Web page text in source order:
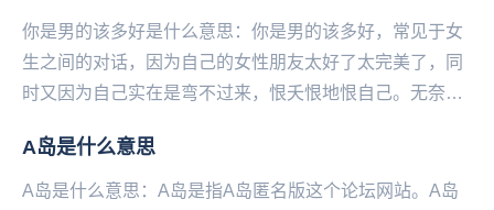
你是男的该多好是什么意思：你是男的该多好，常见于女
生之间的对话，因为自己的女性朋友太好了太完美了，同
时又因为自己实在是弯不过来，恨夭恨地恨自己。无奈只
挥...
A岛是什么意思
A岛是什么意思：A岛是指A岛匿名版这个论坛网站。A岛